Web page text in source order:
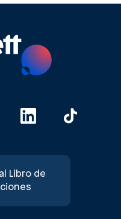
Libro de